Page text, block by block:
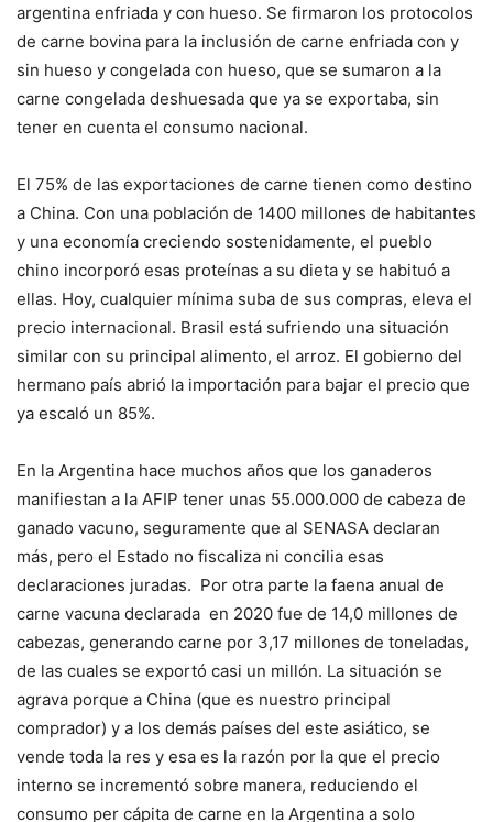
argentina enfriada y con hueso. Se firmaron los protocolos
de carne bovina para la inclusión de carne enfriada con y
sin hueso y congelada con hueso, que se sumaron a la
carne congelada deshuesada que ya se exportaba, sin
tener en cuenta el consumo nacional.
El 75% de las exportaciones de carne tienen como destino
a China. Con una población de 1400 millones de habitantes
y una economía creciendo sostenidamente, el pueblo
chino incorporó esas proteínas a su dieta y se habituó a
ellas. Hoy, cualquier mínima suba de sus compras, eleva el
precio internacional. Brasil está sufriendo una situación
similar con su principal alimento, el arroz. El gobierno del
hermano país abrió la importación para bajar el precio que
ya escaló un 85%.
En la Argentina hace muchos años que los ganaderos
manifiestan a la AFIP tener unas 55.000.000 de cabeza de
ganado vacuno, seguramente que al SENASA declaran
más, pero el Estado no fiscaliza ni concilia esas
declaraciones juradas. Por otra parte la faena anual de
carne vacuna declarada en 2020 fue de 14,0 millones de
cabezas, generando carne por 3,17 millones de toneladas,
de las cuales se exportó casi un millón. La situación se
agrava porque a China (que es nuestro principal
comprador) y a los demás países del este asiático, se
vende toda la res y esa es la razón por la que el precio
interno se incrementó sobre manera, reduciendo el
consumo per cápita de carne en la Argentina a solo